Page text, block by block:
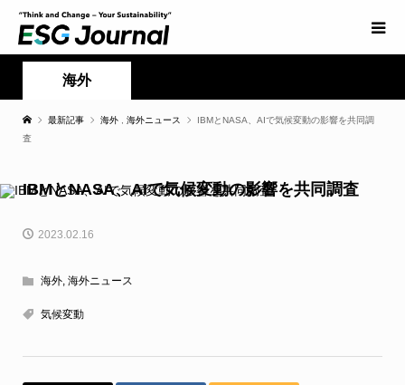
海外
最新記事 海外 海外ニュース
IBMとNASA、AIで気候変動の影響を共同調
査
IBMとNASA、AIで気候変動の影響を共同調査
2023.02.16
海外, 海外ニュース
気候変動